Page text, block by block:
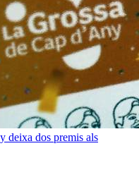
deixa dos premis als